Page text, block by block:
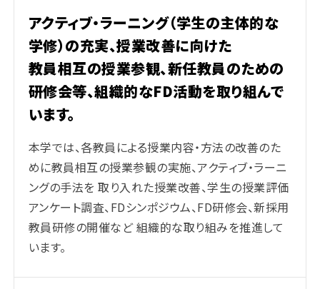
アクティブ・ラーニング（学生の主体的な
学修）の充実、授業改善に向けた
教員相互の授業参観、新任教員のための
研修会等、組織的なFD活動を取り組んで
います。
本学では、各教員による授業内容・方法の改善のた
めに教員相互の授業参観の実施、アクティブ・ラーニ
ングの手法を 取り入れた授業改善、学生の授業評価
アンケート調査、FDシンポジウム、FD研修会、新採用
教員研修の開催など 組織的な取り組みを推進して
います。